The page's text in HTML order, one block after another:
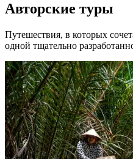
Авторские туры
Путешествия, в которых
одной тщательно